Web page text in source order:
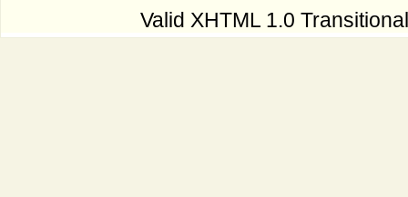
Valid XHTML 1.0 Transitional